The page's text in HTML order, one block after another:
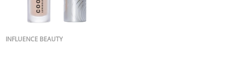
INFLUENCE BEAUTY